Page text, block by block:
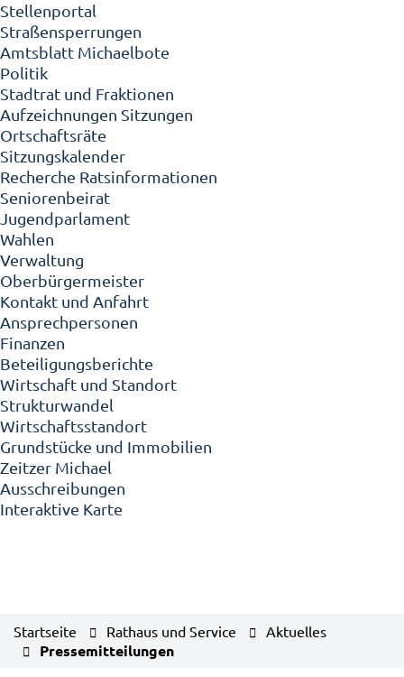
Stellenportal
Straßensperrungen
Amtsblatt Michaelbote
Politik
Stadtrat und Fraktionen
Aufzeichnungen Sitzungen
Ortschaftsräte
Sitzungskalender
Recherche Ratsinformationen
Seniorenbeirat
Jugendparlament
Wahlen
Verwaltung
Oberbürgermeister
Kontakt und Anfahrt
Ansprechpersonen
Finanzen
Beteiligungsberichte
Wirtschaft und Standort
Strukturwandel
Wirtschaftsstandort
Grundstücke und Immobilien
Zeitzer Michael
Ausschreibungen
Interaktive Karte
Startseite Rathaus und Service Aktuelles
Pressemitteilungen